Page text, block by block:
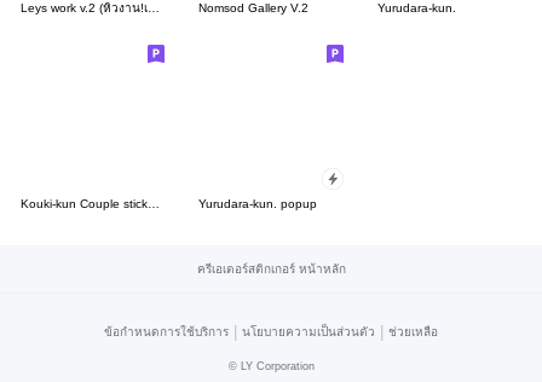
Leys work v.2 (หิวงาน!เอางานมาอีก) Nomsod Gallery V.2 Yurudara-kun.
Yurudara-kun. popup
ครีเอเตอร์สติกเกอร์ หน้าหลัก
ข้อกำหนดการใช้บริการ | นโยบายความเป็นส่วนตัว | ช่วยเหลือ
© LY Corporation